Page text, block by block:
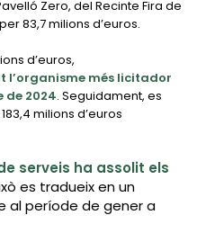
Zero, del Recinte Fira de
83,7 milions d’euros.
d’euros,
l’organisme més licitador
de 2024. Seguidament, es
milions d’euros
serveis ha assolit els
es tradueix en un
al període de gener a